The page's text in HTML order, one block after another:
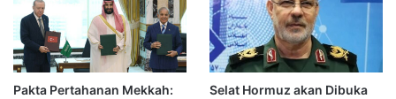
Pakta Pertahanan Mekkah:
Selat Hormuz akan Dibuka